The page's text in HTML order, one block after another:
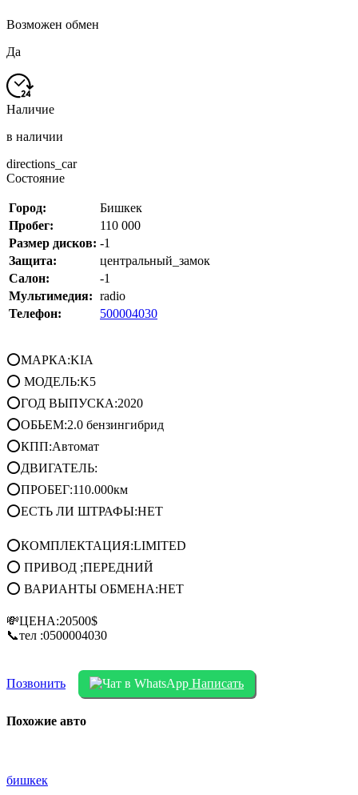
Возможен обмен
Да
Наличие
в наличии
directions_car
Состояние
Город:
Бишкек
Пробег:
110 000
Размер дисков: -1
Защита:
центральный_замок
Салон:
-1
Мультимедия: radio
Телефон:
500004030
⭕МАРКА:KIA
⭕ МОДЕЛЬ:K5
⭕ГОД ВЫПУСКА:2020
⭕ОБЬЕМ:2.0 бензингибрид
⭕КПП:Автомат
⭕ДВИГАТЕЛЬ:
⭕ПРОБЕГ:110.000км
⭕ЕСТЬ ЛИ ШТРАФЫ:НЕТ
⭕КОМПЛЕКТАЦИЯ:LIMITED
⭕ ПРИВОД ;ПЕРЕДНИЙ
⭕ ВАРИАНТЫ ОБМЕНА:НЕТ
💸ЦЕНА:20500$
📞тел :0500004030
Позвонить Написать
Похожие авто
бишкек